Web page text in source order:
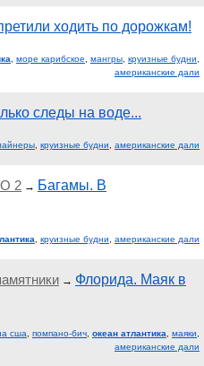
ходить по дорожкам!
море карибское мангры круизные будни
американские дали
следы на воде...
круизные будни американские дали
2 → Багамы. В
круизные будни американские дали
→ Флорида. Маяк в
сша помпано-бич океан атлантика маяки
американские дали